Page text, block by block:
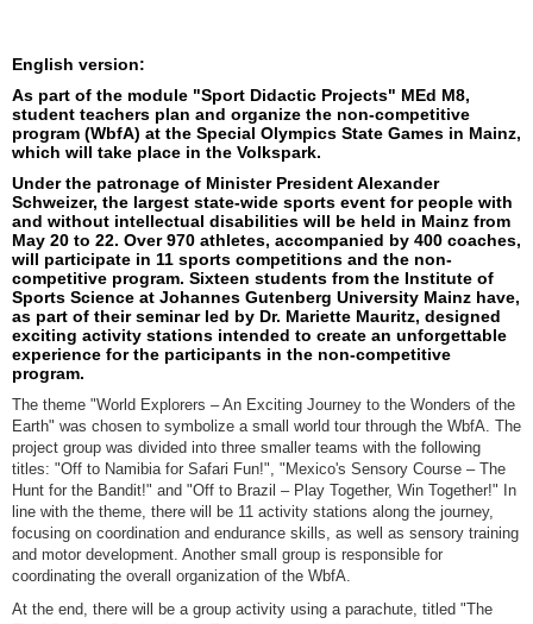
English version:
As part of the module "Sport Didactic Projects" MEd M8,
student teachers plan and organize the non-competitive
program (WbfA) at the Special Olympics State Games in Mainz,
which will take place in the Volkspark.
Under the patronage of Minister President Alexander
Schweizer, the largest state-wide sports event for people with
and without intellectual disabilities will be held in Mainz from
May 20 to 22. Over 970 athletes, accompanied by 400 coaches,
will participate in 11 sports competitions and the non-
competitive program. Sixteen students from the Institute of
Sports Science at Johannes Gutenberg University Mainz have,
as part of their seminar led by Dr. Mariette Mauritz, designed
exciting activity stations intended to create an unforgettable
experience for the participants in the non-competitive
program.
The theme "World Explorers – An Exciting Journey to the Wonders of the
Earth" was chosen to symbolize a small world tour through the WbfA. The
project group was divided into three smaller teams with the following
titles: "Off to Namibia for Safari Fun!", "Mexico's Sensory Course – The
Hunt for the Bandit!" and "Off to Brazil – Play Together, Win Together!" In
line with the theme, there will be 11 activity stations along the journey,
focusing on coordination and endurance skills, as well as sensory training
and motor development. Another small group is responsible for
coordinating the overall organization of the WbfA.
At the end, there will be a group activity using a parachute, titled "The